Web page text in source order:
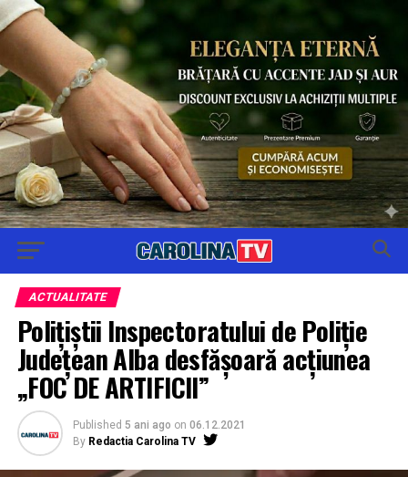
ACTUALITATE
Poliţiştii Inspectoratului de Poliţie
Judeţean Alba desfășoară acţiunea
„FOC DE ARTIFICII”
Published 5 ani ago on 06.12.2021
By Redactia Carolina TV